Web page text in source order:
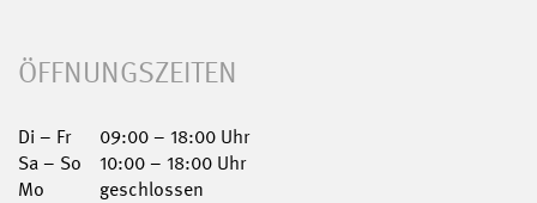
ÖFFNUNGSZEITEN
Di – Fr
09:00 – 18:00 Uhr
Sa – So
10:00 – 18:00 Uhr
Mo
geschlossen